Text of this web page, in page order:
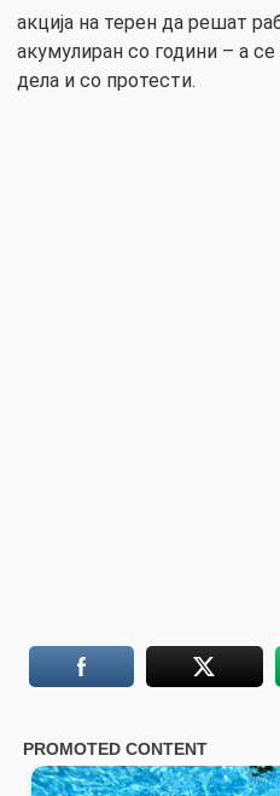
акција на терен да решат
акумулиран со години – а
дела и со протести.